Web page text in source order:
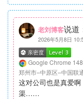
老刘博客说道
2026年5月8日
Google Chrome
郑州市–中原区–中国联
这对公司也是真爱
渠……